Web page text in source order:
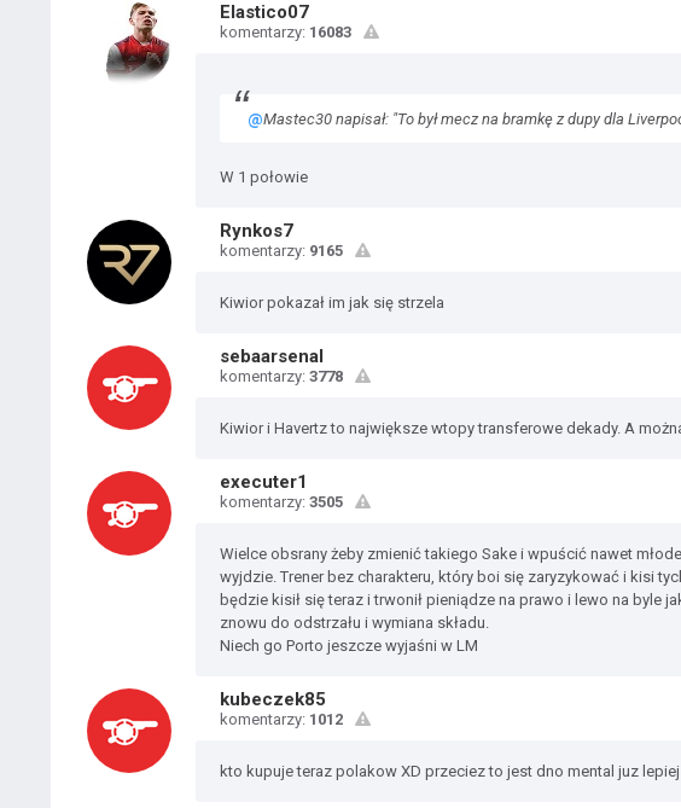
Elastico07
komentarzy: 16083
@Mastec30 napisał: "To był mecz na bramkę z dupy dla
W 1 połowie
Rynkos7
komentarzy: 9165
Kiwior pokazał im jak się strzela
sebaarsenal
komentarzy: 3778
Kiwior i Havertz to największe wtopy transferowe dekady. A
executer1
komentarzy: 3505
Wielce obsrany żeby zmienić takiego Sake i wpuścić nawet
wyjdzie. Trener bez charakteru, który boi się zaryzykować i kisi
będzie kisił się teraz i trwonił pieniądze na prawo i lewo na
znowu do odstrzału i wymiana składu.
Niech go Porto jeszcze wyjaśni w LM
kubeczek85
komentarzy: 1012
kto kupuje teraz polakow XD przeciez to jest dno mental juz